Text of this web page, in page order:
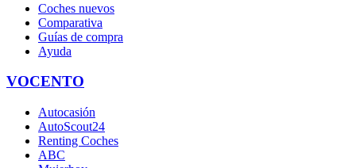
Coches nuevos
Comparativa
Guías de compra
Ayuda
VOCENTO
Autocasión
AutoScout24
Renting Coches
ABC